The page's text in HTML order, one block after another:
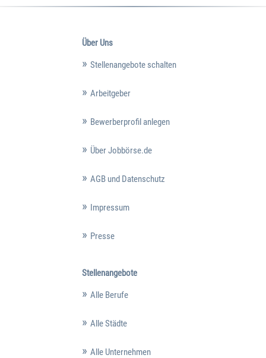
Über Uns
Stellenangebote schalten
Arbeitgeber
Bewerberprofil anlegen
Über Jobbörse.de
AGB und Datenschutz
Impressum
Presse
Stellenangebote
Alle Berufe
Alle Städte
Alle Unternehmen